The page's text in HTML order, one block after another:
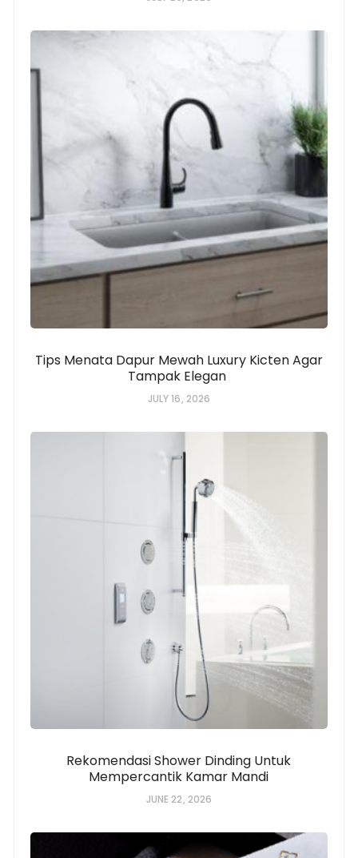
Tips Menata Dapur Mewah Luxury Kicten Agar
Tampak Elegan
JULY 16, 2026
Rekomendasi Shower Dinding Untuk
Mempercantik Kamar Mandi
JUNE 22, 2026